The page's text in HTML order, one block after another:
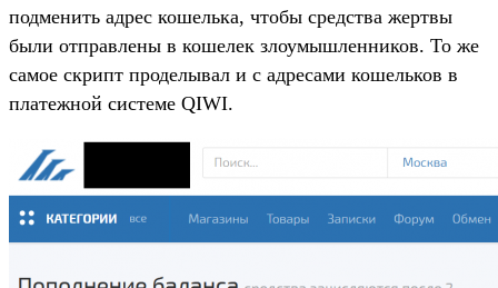
подменить адрес кошелька, чтобы средства жертвы
были отправлены в кошелек злоумышленников. То же
самое скрипт проделывал и с адресами кошельков в
платежной системе QIWI.